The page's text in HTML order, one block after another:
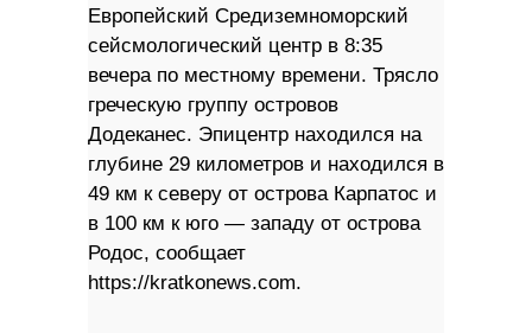
Европейский Средиземноморский
сейсмологический центр в 8:35
вечера по местному времени. Трясло
греческую группу островов
Додеканес. Эпицентр находился на
глубине 29 километров и находился в
49 км к северу от острова Карпатос и
в 100 км к юго — западу от острова
Родос, сообщает
https://kratkonews.com.